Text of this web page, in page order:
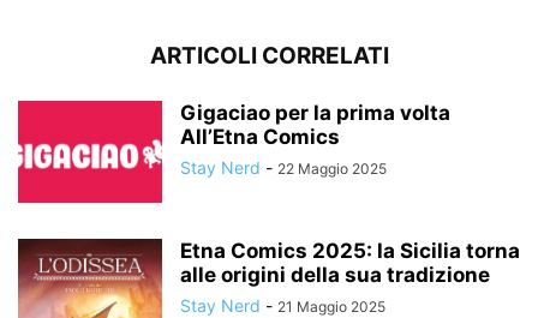
ARTICOLI CORRELATI
Gigaciao per la prima volta
All’Etna Comics
Stay Nerd - 22 Maggio 2025
Etna Comics 2025: la Sicilia torna
alle origini della sua tradizione
Stay Nerd - 21 Maggio 2025